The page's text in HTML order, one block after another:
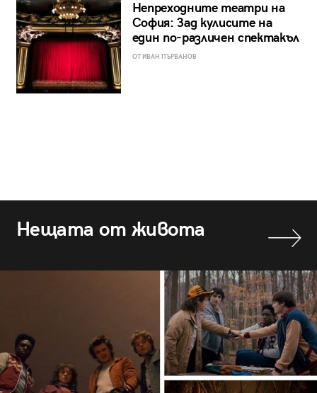
Непреходните театри на
София: Зад кулисите на
един по-различен спектакъл
ОТ ИВАН ПЪРВАНОВ
Нещата от живота